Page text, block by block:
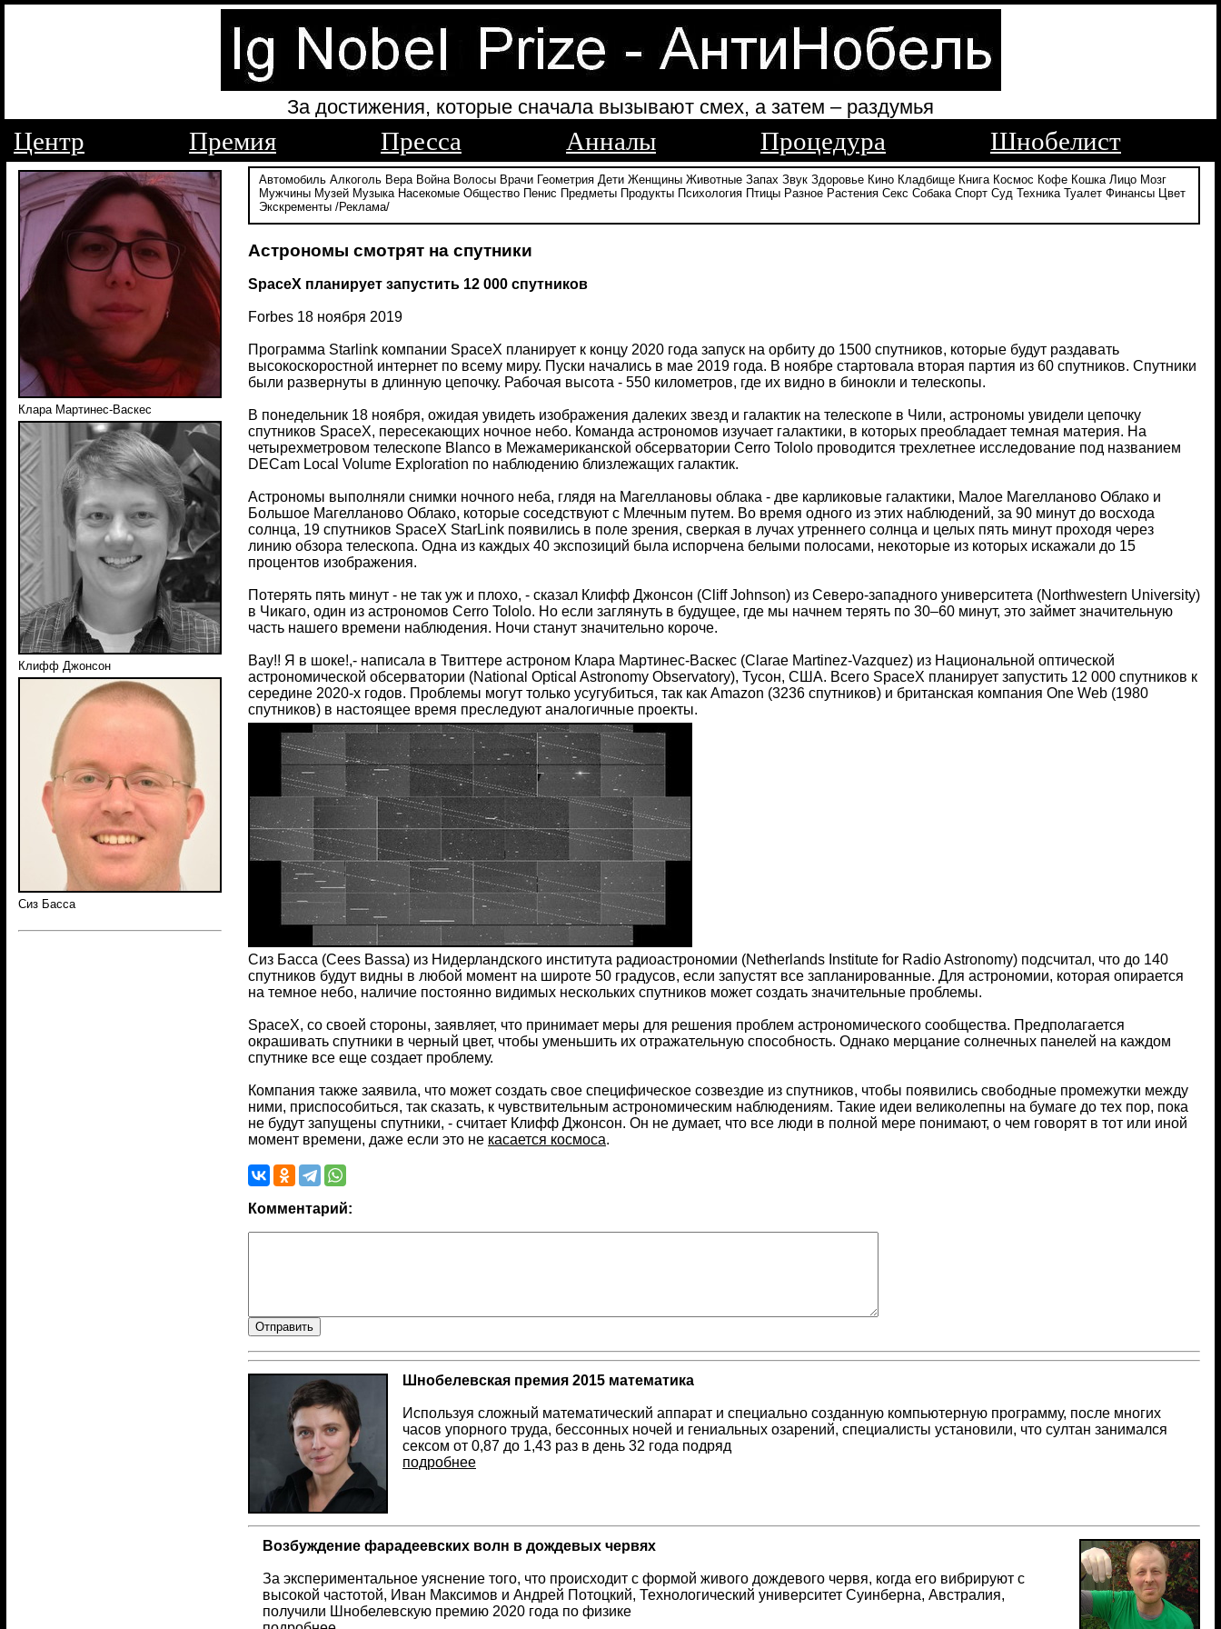
За достижения, которые сначала вызывают смех, а затем – раздумья
Центр Премия Пресса Анналы Процедура Шнобелист
Клара Мартинес-Васкес
Клифф Джонсон
Сиз Басса
Автомобиль Алкоголь Вера Война Волосы Врачи Геометрия Дети Женщины Животные Запах Звук Здоровье Кино Кладбище Книга Космос Кофе Кошка Лицо Мозг
Мужчины Музей Музыка Насекомые Общество Пенис Предметы Продукты Психология Птицы Разное Растения Секс Собака Спорт Суд Техника Туалет Финансы
Цвет
Экскременты /Реклама/
Астрономы смотрят на спутники
SpaceX планирует запустить 12 000 спутников
Forbes 18 ноября 2019
Программа Starlink компании SpaceX планирует к концу 2020 года запуск на орбиту до 1500 спутников, которые будут раздавать
высокоскоростной интернет по всему миру. Пуски начались в мае 2019 года. В ноябре стартовала вторая партия из 60 спутников. Спутники
были развернуты в длинную цепочку. Рабочая высота - 550 километров, где их видно в бинокли и телескопы.
В понедельник 18 ноября, ожидая увидеть изображения далеких звезд и галактик на телескопе в Чили, астрономы увидели цепочку
спутников SpaceX, пересекающих ночное небо. Команда астрономов изучает галактики, в которых преобладает темная материя. На
четырехметровом телескопе Blanco в Межамериканской обсерватории Cerro Tololo проводится трехлетнее исследование под названием
DECam Local Volume Exploration по наблюдению близлежащих галактик.
Астрономы выполняли снимки ночного неба, глядя на Магеллановы облака - две карликовые галактики, Малое Магелланово Облако и
Большое Магелланово Облако, которые соседствуют с Млечным путем. Во время одного из этих наблюдений, за 90 минут до восхода
солнца, 19 спутников SpaceX StarLink появились в поле зрения, сверкая в лучах утреннего солнца и целых пять минут проходя через
линию обзора телескопа. Одна из каждых 40 экспозиций была испорчена белыми полосами, некоторые из которых искажали до 15
процентов изображения.
Потерять пять минут - не так уж и плохо, - сказал Клифф Джонсон (Cliff Johnson) из Северо-западного университета (Northwestern University)
в Чикаго, один из астрономов Cerro Tololo. Но если заглянуть в будущее, где мы начнем терять по 30–60 минут, это займет значительную
часть нашего времени наблюдения. Ночи станут значительно короче.
Вау!! Я в шоке!,- написала в Твиттере астроном Клара Мартинес-Васкес (Clarae Martinez-Vazquez) из Национальной оптической
астрономической обсерватории (National Optical Astronomy Observatory), Тусон, США. Всего SpaceX планирует запустить 12 000 спутников к
середине 2020-х годов. Проблемы могут только усугубиться, так как Amazon (3236 спутников) и британская компания One Web (1980
спутников) в настоящее время преследуют аналогичные проекты.
Сиз Басса (Cees Bassa) из Нидерландского института радиоастрономии (Netherlands Institute for Radio Astronomy) подсчитал, что до 140
спутников будут видны в любой момент на широте 50 градусов, если запустят все запланированные. Для астрономии, которая опирается
на темное небо, наличие постоянно видимых нескольких спутников может создать значительные проблемы.
SpaceX, со своей стороны, заявляет, что принимает меры для решения проблем астрономического сообщества. Предполагается
окрашивать спутники в черный цвет, чтобы уменьшить их отражательную способность. Однако мерцание солнечных панелей на каждом
спутнике все еще создает проблему.
Компания также заявила, что может создать свое специфическое созвездие из спутников, чтобы появились свободные промежутки между
ними, приспособиться, так сказать, к чувствительным астрономическим наблюдениям. Такие идеи великолепны на бумаге до тех пор, пока
не будут запущены спутники, - считает Клифф Джонсон. Он не думает, что все люди в полной мере понимают, о чем говорят в тот или иной
момент времени, даже если это не касается космоса.
Комментарий:
Шнобелевская премия 2015 математика
Используя сложный математический аппарат и специально созданную компьютерную программу, после многих
часов упорного труда, бессонных ночей и гениальных озарений, специалисты установили, что султан занимался
сексом от 0,87 до 1,43 раз в день 32 года подряд
подробнее
Возбуждение фарадеевских волн в дождевых червях
За экспериментальное уяснение того, что происходит с формой живого дождевого червя, когда его вибрируют с
высокой частотой, Иван Максимов и Андрей Потоцкий, Технологический университет Суинберна, Австралия,
получили Шнобелевскую премию 2020 года по физике